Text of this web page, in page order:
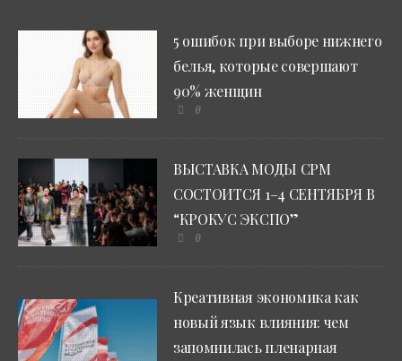
5 ошибок при выборе нижнего
белья, которые совершают
90% женщин
0
ВЫСТАВКА МОДЫ CPM
СОСТОИТСЯ 1–4 СЕНТЯБРЯ В
“КРОКУС ЭКСПО”
0
Креативная экономика как
новый язык влияния: чем
запомнилась пленарная